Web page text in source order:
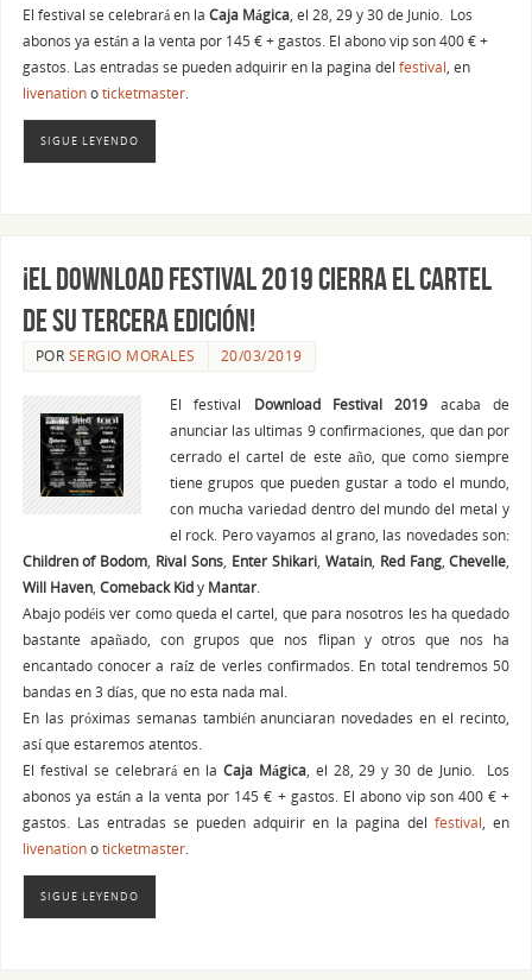
El festival se celebrará en la Caja Mágica, el 28, 29 y 30 de Junio. Los
abonos ya están a la venta por 145 € + gastos. El abono vip son 400 € +
gastos. Las entradas se pueden adquirir en la pagina del festival , en
livenationoticketmaster.
SIGUE LEYENDO
¡El Download Festival 2019 cierra el cartel
de su tercera edición!
POR SERGIO MORALES 20/03/2019
El festival Download Festival 2019 acaba de
anunciar las ultimas 9 confirmaciones, que dan por
cerrado el cartel de este año, que como siempre
tiene grupos que pueden gustar a todo el mundo,
con mucha variedad dentro del mundo del metal y
el rock. Pero vayamos al grano, las novedades son:
Children of Bodom Rival Sons Enter Shikari, Watain, Red Fang,Chevelle
Will Haven, Comeback Kidy Mantar.
Abajo podéis ver como queda el cartel, que para nosotros les ha quedado
bastante apañado, con grupos que nos flipan y otros que nos ha
encantado conocer a raíz de verles confirmados. En total tendremos 50
bandas en 3 días, que no esta nada mal.
En las próximas semanas también anunciaran novedades en el recinto,
así que estaremos atentos.
El festival se celebrará en la Caja Mágica, el 28, 29 y 30 de Junio. Los
abonos ya están a la venta por 145 € + gastos. El abono vip son 400 € +
gastos. Las entradas se pueden adquirir en la pagina delfestival , en
livenationoticketmaster.
SIGUE LEYENDO